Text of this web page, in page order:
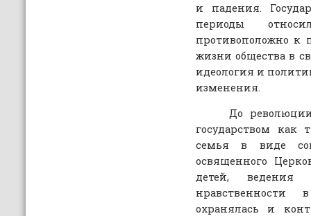
и падения.
периоды
противоположно
жизни общества в
идеология и
изменения.
До революции
государством как
семья в виде
освященного
детей, ведения
охранялась и